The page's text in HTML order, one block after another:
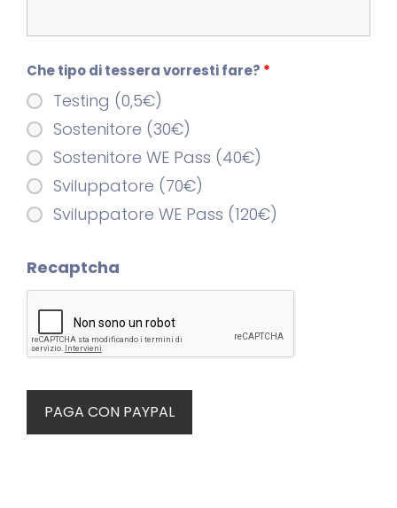
Che tipo di tessera vorresti fare? *
Testing (0,5€)
Sostenitore (30€)
Sostenitore WE Pass (40€)
Sviluppatore (70€)
Sviluppatore WE Pass (120€)
Recaptcha